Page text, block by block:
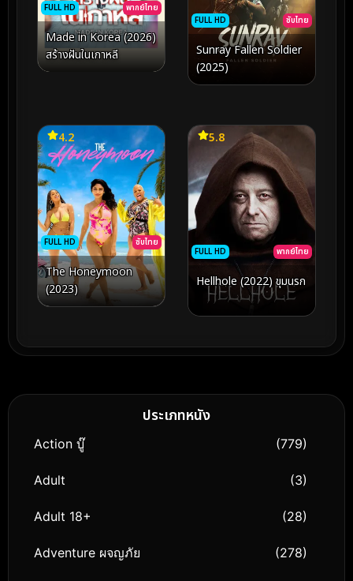
FULL HD พากย์ไทย
Made in Korea (2026)
สร้างฝันในเกาหลี
FULL HD ซับไทย
Sunray Fallen Soldier
(2025)
FULL HD ซับไทย
4.2
The Honeymoon
(2023)
FULL HD พากย์ไทย
5.8
Hellhole (2022) ขุมนรก
ประเภทหนัง
Action บู๊ (779)
Adult (3)
Adult 18+ (28)
Adventure ผจญภัย (278)